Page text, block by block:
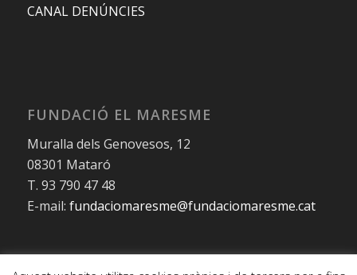
CANAL DENÚNCIES
FUNDACIÓ EL MARESME
Muralla dels Genovesos, 12
08301 Mataró
T. 93 790 47 48
E-mail: fundaciomaresme@fundaciomaresme.cat